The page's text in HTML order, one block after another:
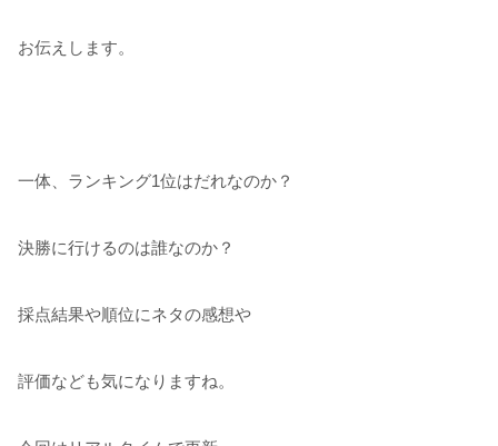
お伝えします。
一体、ランキング1位はだれなのか？
決勝に行けるのは誰なのか？
採点結果や順位にネタの感想や
評価なども気になりますね。